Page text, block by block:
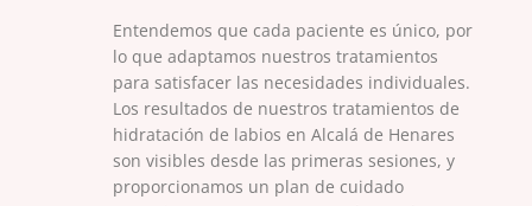
Entendemos que cada paciente es único, por
lo que adaptamos nuestros tratamientos
para satisfacer las necesidades individuales.
Los resultados de nuestros tratamientos de
hidratación de labios en Alcalá de Henares
son visibles desde las primeras sesiones, y
proporcionamos un plan de cuidado